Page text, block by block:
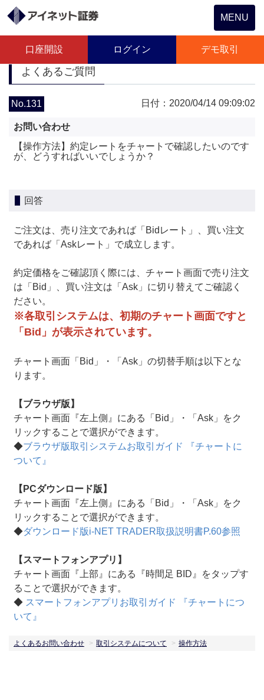
Toggle
navigation
MENU
口座開設 ログイン デモ取引
よくあるご質問
No.131 日付：2020/04/14 09:09:02
お問い合わせ
【操作方法】約定レートをチャートで確認したいのです
が、どうすればいいでしょうか？
回答
ご注文は、売り注文であれば「Bidレート」、買い注文
であれば「Askレート」で成立します。
約定価格をご確認頂く際には、チャート画面で売り注文
は「Bid」、買い注文は「Ask」に切り替えてご確認く
ださい。
※各取引システムは、初期のチャート画面ですと
「Bid」が表示されています。
チャート画面「Bid」・「Ask」の切替手順は以下とな
ります。
【ブラウザ版】
チャート画面『左上側』にある「Bid」・「Ask」をク
リックすることで選択ができます。
◆ブラウザ版取引システムお取引ガイド 『チャートに
ついて』
【PCダウンロード版】
チャート画面『左上側』にある「Bid」・「Ask」をク
リックすることで選択ができます。
◆ダウンロード版i-NET TRADER取扱説明書P.60参照
【スマートフォンアプリ】
チャート画面『上部』にある『時間足 BID』をタップす
ることで選択ができます。
◆ スマートフォンアプリお取引ガイド 『チャートにつ
いて』
よくあるお問い合わせ 取引システムについて 操作方法